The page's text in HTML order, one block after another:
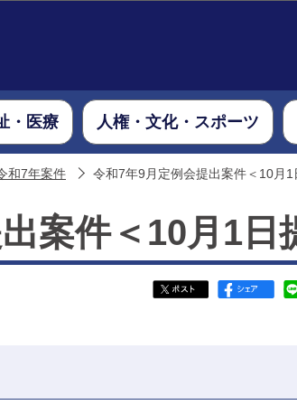
・医療 人権・文化・スポーツ
和7年案件 令和7年9月定例会提出案件＜10月1
案件＜10月1日